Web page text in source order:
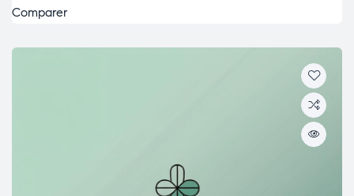
Comparer